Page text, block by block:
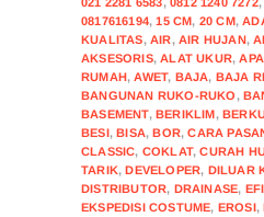
0817616194,15 CM, 20 CM,
KUALITAS,AIR,AIR HUJAN,
AKSESORIS,ALAT UKUR,
RUMAH,AWET, BAJA, BAJA
BANGUNAN RUKO-RUKO ,
BASEMENT,BERIKLIM,
BESI,BISA,BOR,CARA
CLASSIC, COKLAT,CURAH
TARIK,DEVELOPER, DILUAR
DISTRIBUTOR, DRAINASE,
EKSPEDISI COSTUME, EROSI,